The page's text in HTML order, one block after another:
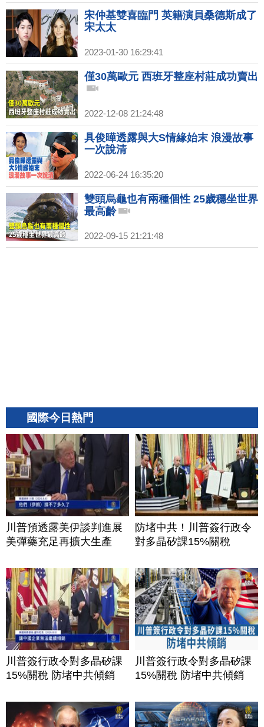
宋仲基雙喜臨門 英籍演員桑德斯成了
宋太太
2023-01-30 16:29:41
僅30萬歐元 西班牙整座村莊成功賣出
2022-12-08 21:24:48
具俊曄透露與大S情緣始末 浪漫故事
一次說清
2022-06-24 16:35:20
雙頭烏龜也有兩種個性 25歲穩坐世界
最高齡
2022-09-15 21:21:48
國際今日熱門
川普預透露美伊談判進展
美彈藥充足再擴大生產
防堵中共！川普簽行政令
對多晶矽課15%關稅
川普簽行政令對多晶矽課
15%關稅 防堵中共傾銷
川普簽行政令對多晶矽課
15%關稅 防堵中共傾銷